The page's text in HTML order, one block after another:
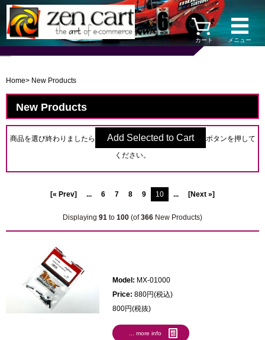
カート メニュー
Home> New Products
New Products
商品を選び終わりましたら
ボタンを押して
ください。
[« Prev] ... 6 7 8 9 10 ... [Next »]
Displaying 91 to 100 (of366 New Products)
Model: MX-01000
Price: 880円(税込)
800円(税抜)
... more info